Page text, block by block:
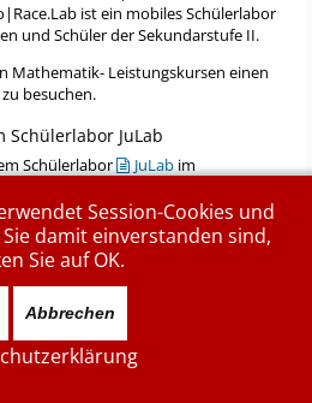
ist ein mobiles Schülerlabor
und Schüler der Sekundarstufe II.
Mathematik- Leistungskursen einen
besuchen.
Schülerlabor JuLab
Schülerlabor JuLab im
sich interessierte Schülerinnen und
der 10 begehrten Plätze bewerben.
und Schüler werden in den
technischen Bereich
in den Jahrgängen 7 und 8 an in der
beschäftigen. Sie werden in der
Session-Cookies und
damit einverstanden sind,
Sie auf OK.
Abbrechen